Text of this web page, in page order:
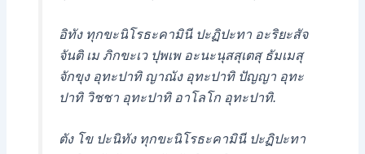
อิทัง ทุกขะนิโรธะคามินี ปะฏิปะทา อะริยะสัจ
จันติ เม ภิกขะเว ปุพเพ อะนะนุสสุเตสุ ธัมเมสุ
จักขุง อุทะปาทิ ญาณัง อุทะปาทิ ปัญญา อุทะ
ปาทิ วิชชา อุทะปาทิ อาโลโก อุทะปาทิ.
ตัง โข ปะนิทัง ทุกขะนิโรธะคามินี ปะฏิปะทา